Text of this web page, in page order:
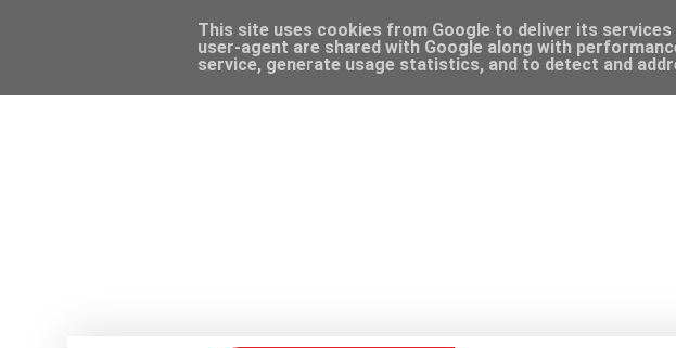
This site uses cookies from Google to deliver its
user-agent are shared with Google along with
service, generate usage statistics, and to detect and